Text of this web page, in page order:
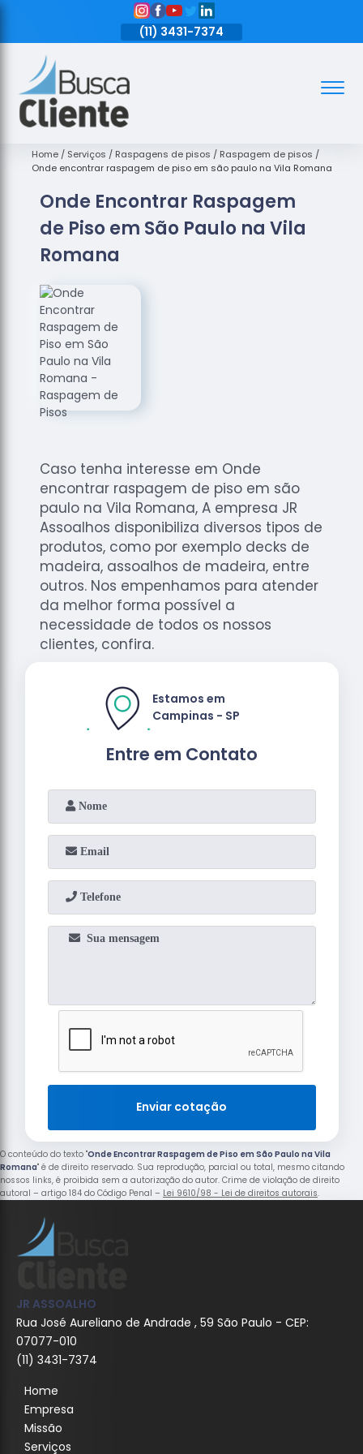
(11) 3431-7374
Assoalhos
de Madeira
Madeira
Empresas
Assoalhos
Loja de
Assoalhos
Raspagem
de
Assoalhos
Raspagem
de Tacos
de
Madeiras
Raspagens
de Pisos
Tacos de
Madeiras
Home Serviços Raspagens de pisos
Raspagem de pisos
Onde encontrar raspagem de piso em são paulo na Vila Romana
Onde Encontrar Raspagem
de Piso em São Paulo na Vila
Romana
Caso tenha interesse em Onde
encontrar raspagem de piso em são
paulo na Vila Romana, A empresa JR
Assoalhos disponibiliza diversos tipos de
produtos, como por exemplo decks de
madeira, assoalhos de madeira, entre
outros. Nos empenhamos para atender
da melhor forma possível a
necessidade de todos os nossos
clientes, confira.
Entre em Contato
Estamos em
Campinas - SP
Enviar cotação
O conteúdo do texto "Onde Encontrar Raspagem de Piso em São Paulo na Vila
Romana" é de direito reservado. Sua reprodução, parcial ou total, mesmo citando
nossos links, é proibida sem a autorização do autor. Crime de violação de direito
autoral – artigo 184 do Código Penal – Lei 9610/98 - Lei de direitos autorais.
JR ASSOALHO
Rua José Aureliano de Andrade , 59 São Paulo - CEP:
07077-010
(11) 3431-7374
Home
Empresa
Missão
Serviços